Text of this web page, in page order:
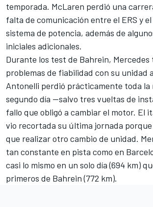
temporada. McLaren perdió una
falta de comunicación entre el ERS y
sistema de potencia, además de
iniciales adicionales.
Durante los test de Bahrein,
problemas de fiabilidad con su unidad
Antonelli perdió prácticamente toda la
segundo día —salvo tres vueltas de
fallo que obligó a cambiar el motor. El
vio recortada su última jornada
que realizar otro cambio de unidad.
tan constante en pista como en
casi lo mismo en un solo día (694 km)
primeros de Bahrein (772 km).